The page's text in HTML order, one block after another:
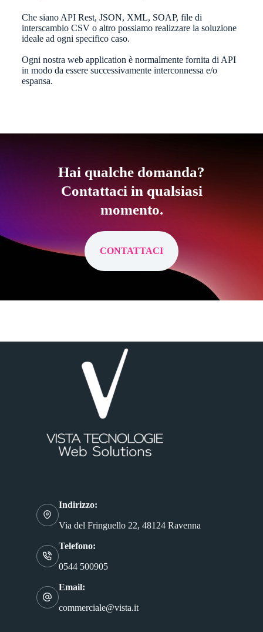
Che siano API Rest, JSON, XML, SOAP, file di
interscambio CSV o altro possiamo realizzare la soluzione
ideale ad ogni specifico caso.
Ogni nostra web application è normalmente fornita di API
in modo da essere successivamente interconnessa e/o
espansa.
Hai qualche domanda?
Contattaci in qualsiasi
momento.
CONTATTACI
Indirizzo:
Via del Fringuello 22, 48124 Ravenna
Telefono:
0544 500905
Email:
commerciale@vista.it